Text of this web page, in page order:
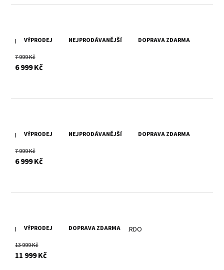
VÝPRODEJ NEJPRODÁVANĚJŠÍ DOPRAVA ZDARMA
Pánská černá kožená pilotka DMNaotis
7 999 Kč
6 999 Kčs DPH
VÝPRODEJ NEJPRODÁVANĚJŠÍ DOPRAVA ZDARMA
Pánská hnědá kožená bunda MMNuuko
7 999 Kč
6 999 Kčs DPH
VÝPRODEJ DOPRAVA ZDARMA
Pánská kožešinová bunda-kožich EDUARDO
13 999 Kč
11 999 Kčs DPH